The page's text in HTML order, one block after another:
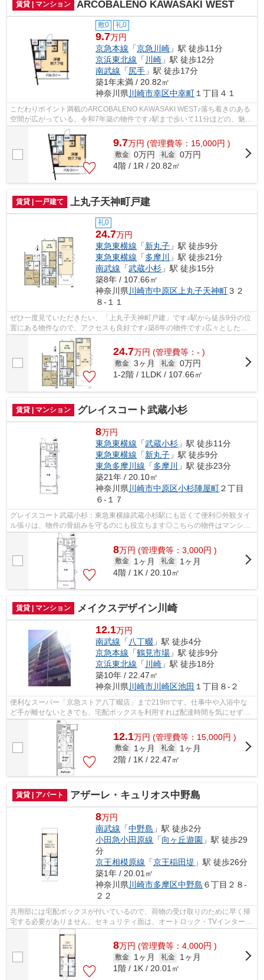
賃貸 | マンション ARCOBALENO KAWASAKI WEST
敷0 礼0
9.7万円
京急本線 「京急川崎 」駅 徒歩11分
京浜東北線 「 川崎 」駅 徒歩12分
南武線 「尻手 」駅 徒歩17分
築1年未満 / 20.82㎡
神奈川県 川崎市幸区中幸町 １丁目４１
こだわりポイント満載のARCOBALENO KAWASAKI WEST♪落ち着きのある
空間が広がっている、令和7年築の物件です♪駅まで歩いて11分ほどの、魅力
的な立地の物件です♪2駅利用可能な物件で目的...
9.7万円 (管理費等：15,000円 )
敷金 0万円 礼金 0万円
4階 / 1R / 20.82㎡
賃貸 | 一戸建て 上丸子天神町戸建
礼0
24.7万円
東急東横線 「新丸子 」駅 徒歩9分
東急東横線 「多摩川 」駅 徒歩21分
南武線 「武蔵小杉 」駅 徒歩15分
築8年 / 107.66㎡
神奈川県 川崎市中原区 上丸子天神町３２
８-１１
ぜひ一度見ていただきたい、「上丸子天神町戸建」です♪駅から徒歩9分の位
置にある物件なので、アクセスも良好です♪築8年の物件です♪広々とした間
取りが魅力的な、開放感のある一戸建て...
24.7万円 (管理費等：- )
敷金 3ヶ月 礼金 0万円
1-2階 / 1LDK / 107.66㎡
賃貸 | マンション グレイスコート武蔵小杉
8万円
東急東横線 「武蔵小杉 」駅 徒歩11分
東急東横線 「新丸子 」駅 徒歩9分
東急多摩川線 「多摩川
」駅 徒歩23分
築21年 / 20.10㎡
神奈川県川崎市中原区小杉陣屋町２丁目
６-１７
グレイスコート武蔵小杉：東急東横線武蔵小杉駅にも近くて便利◎外観タイ
ル張りは、物件の骨組みを守るのにも役立ちます◎こちらの物件はマンショ
ンです◎こちらの物件は駅まで徒歩で11分...
8万円 (管理費等：3,000円 )
敷金 1ヶ月 礼金
1ヶ月
4階 / 1K / 20.10㎡
賃貸 | マンション メイクスデザイン川崎
12.1万円
南武線 「 八丁畷 」駅 徒歩4分
京急本線 「鶴見市場 」駅 徒歩9分
京浜東北線 「 川崎 」駅 徒歩18分
築10年 / 22.47㎡
神奈川県 川崎市川崎区池田 １丁目８-２
便利なスーパー「京急ストア八丁畷店」まで219mです。仕事中や入浴中な
ど手が離せないときでも、宅配ボックスを利用すれば配達時間を気にせずに
生活することができます。川崎市川崎区...
12.1万円 (管理費等：15,000円 )
敷金 1ヶ月 礼金
1ヶ月
2階 / 1K / 22.47㎡
賃貸 | アパート アザーレ・キュリオス中野島
8万円
南武線 「中野島 」駅 徒歩2分
小田急小田原線 「向ヶ丘遊園 」駅 徒歩29
分
京王相模原線 「京王稲田堤 」駅 徒歩26分
築1年 / 20.01㎡
神奈川県 川崎市多摩区中野島 ６丁目２８-
２２
共用部には宅配ボックスが付いているので、荷物の受け取りのために早く帰
宅する必要がありません。セキュリティ面は、オートロック・TVインターホ
ンなどを設置しているので安全面でも...
8万円 (管理費等：4,000円 )
敷金 1ヶ月 礼金
1ヶ月
1階 / 1K / 20.01㎡